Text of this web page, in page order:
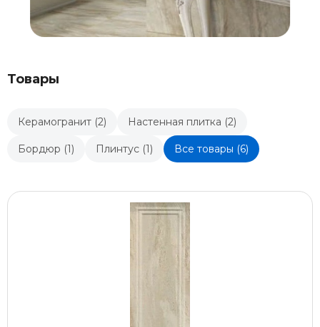
Товары
Керамогранит (2) Настенная плитка (2)
Бордюр (1) Плинтус (1) Все товары (6)